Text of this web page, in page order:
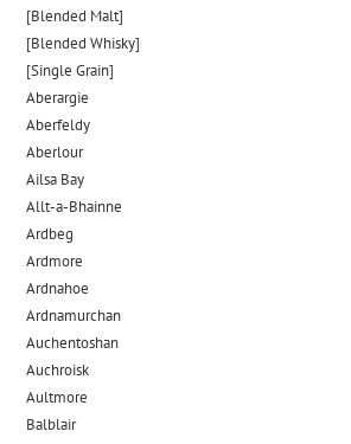
[Blended Malt]
[Blended Whisky]
[Single Grain]
Aberargie
Aberfeldy
Aberlour
Ailsa Bay
Allt-a-Bhainne
Ardbeg
Ardmore
Ardnahoe
Ardnamurchan
Auchentoshan
Auchroisk
Aultmore
Balblair